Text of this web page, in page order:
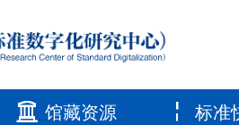
馆藏资源 标准